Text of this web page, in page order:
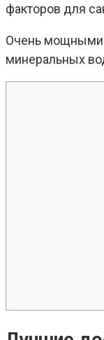
факторов для
Очень мощными
минеральных